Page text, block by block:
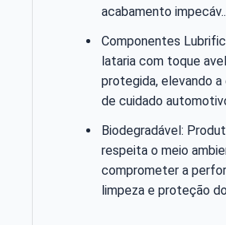
acabamento
Componentes
lataria com toque
protegida, elevando a
de cuidado
Biodegradável:
respeita o meio
comprometer a
limpeza e proteção